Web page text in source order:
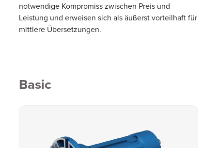
notwendige Kompromiss zwischen Preis und
Leistung und erweisen sich als äußerst vorteilhaft für
mittlere Übersetzungen.
Basic